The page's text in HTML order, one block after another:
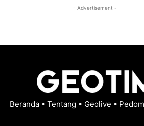
- Advertisement -
Beranda • Tentang • Geolive •